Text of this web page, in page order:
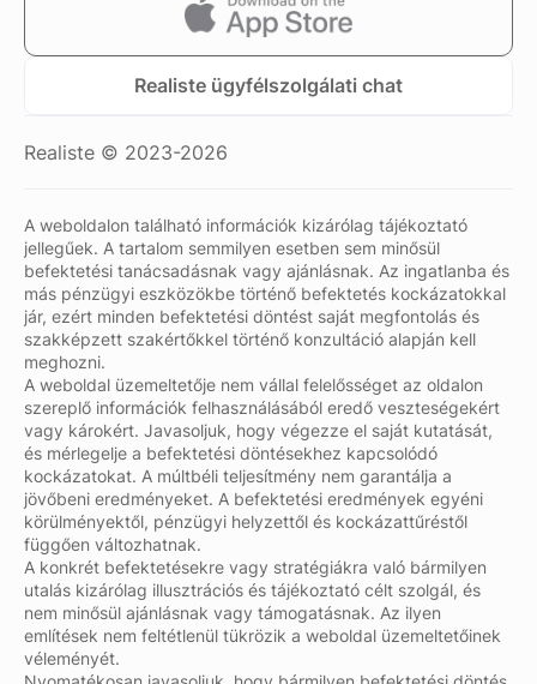
Realiste ügyfélszolgálati chat
Realiste © 2023-2026
A weboldalon található információk kizárólag tájékoztató
jellegűek. A tartalom semmilyen esetben sem minősül
befektetési tanácsadásnak vagy ajánlásnak. Az ingatlanba és
más pénzügyi eszközökbe történő befektetés kockázatokkal
jár, ezért minden befektetési döntést saját megfontolás és
szakképzett szakértőkkel történő konzultáció alapján kell
meghozni.
A weboldal üzemeltetője nem vállal felelősséget az oldalon
szereplő információk felhasználásából eredő veszteségekért
vagy károkért. Javasoljuk, hogy végezze el saját kutatását,
és mérlegelje a befektetési döntésekhez kapcsolódó
kockázatokat. A múltbéli teljesítmény nem garantálja a
jövőbeni eredményeket. A befektetési eredmények egyéni
körülményektől, pénzügyi helyzettől és kockázattűréstől
függően változhatnak.
A konkrét befektetésekre vagy stratégiákra való bármilyen
utalás kizárólag illusztrációs és tájékoztató célt szolgál, és
nem minősül ajánlásnak vagy támogatásnak. Az ilyen
említések nem feltétlenül tükrözik a weboldal üzemeltetőinek
véleményét.